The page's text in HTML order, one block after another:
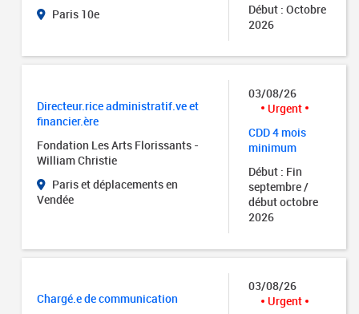
Paris 10e
Début : Octobre
2026
Directeur.rice administratif.ve et
financier.ère
Fondation Les Arts Florissants -
William Christie
Paris et déplacements en
Vendée
03/08/26
Urgent
CDD 4 mois
minimum
Début : Fin
septembre /
début octobre
2026
Chargé.e de communication
03/08/26
Urgent